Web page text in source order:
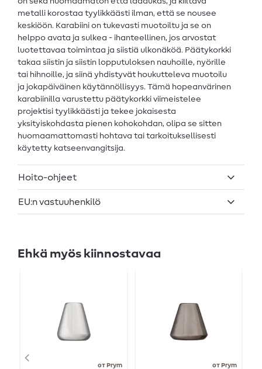
metalli korostaa tyylikkäästi ilman, että se nousee
keskiöön. Karabiini on tukevasti muotoiltu ja se on
helppo avata ja sulkea - ihanteellinen, jos arvostat
luotettavaa toimintaa ja siistiä ulkonäköä. Päätykorkki
takaa siistin ja siistin lopputuloksen nauhoille, nyörille
tai hihnoille, ja siinä yhdistyvät houkutteleva muotoilu
ja jokapäiväinen käytännöllisyys. Tämä hopeanvärinen
karabiinilla varustettu päätykorkki viimeistelee
projektisi tyylikkäästi ja tekee jokaisesta
yksityiskohdasta pienen kohokohdan, olipa se sitten
huomaamattomasti hohtava tai tarkoituksellisesti
käytetty katseenvangitsija.
Hoito-ohjeet
EU:n vastuuhenkilö
Ehkä myös kiinnostavaa
от Prym от Prym